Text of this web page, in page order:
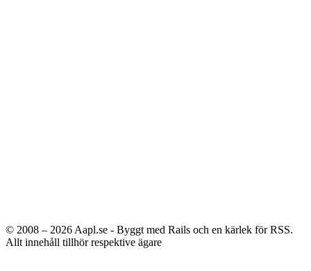
© 2008 – 2026 Aapl.se - Byggt med Rails och en kärlek för RSS.
Allt innehåll tillhör respektive ägare